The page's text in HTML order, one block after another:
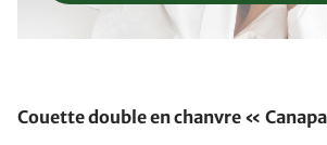
Couette double en chanvre «